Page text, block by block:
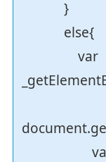
}
else{
var
var